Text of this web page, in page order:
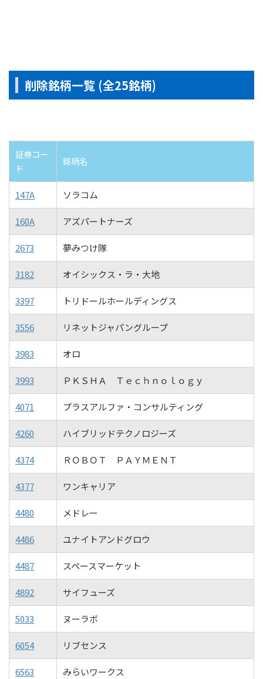
削除銘柄一覧 (全25銘柄)
証券コー
ド
銘柄名
147A ソラコム
160A アズパートナーズ
2673 夢みつけ隊
3182 オイシックス・ラ・大地
3397 トリドールホールディングス
3556 リネットジャパングループ
3983 オロ
3993 ＰＫＳＨＡ Ｔｅｃｈｎｏｌｏｇｙ
4071 プラスアルファ・コンサルティング
4260 ハイブリッドテクノロジーズ
4374 ＲＯＢＯＴ ＰＡＹＭＥＮＴ
4377 ワンキャリア
4480 メドレー
4486 ユナイトアンドグロウ
4487 スペースマーケット
4892 サイフューズ
5033 ヌーラボ
6054 リブセンス
6563 みらいワークス